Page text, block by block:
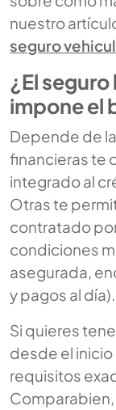
nuestro
seguro
¿El seguro
impone el
Depende de
financieras te
integrado al
Otras te
contratado
condiciones
asegurada,
y pagos al día).
Si quieres
desde el
requisitos